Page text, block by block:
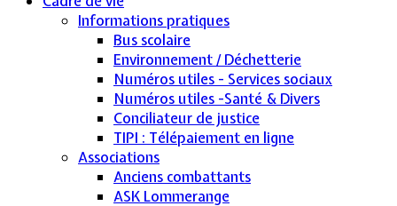
Informations pratiques
Bus scolaire
Environnement / Déchetterie
Numéros utiles - Services sociaux
Numéros utiles -Santé & Divers
Conciliateur de justice
TIPI : Télépaiement en ligne
Associations
Anciens combattants
ASK Lommerange